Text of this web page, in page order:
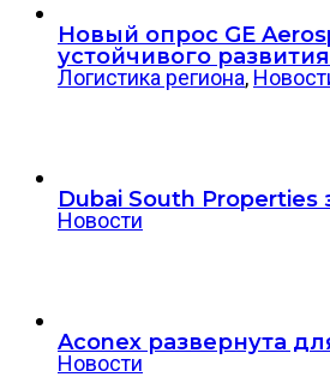
Новый опрос GE
устойчивого
Логистика региона,
Dubai South
Новости
Aconex развернута
Новости